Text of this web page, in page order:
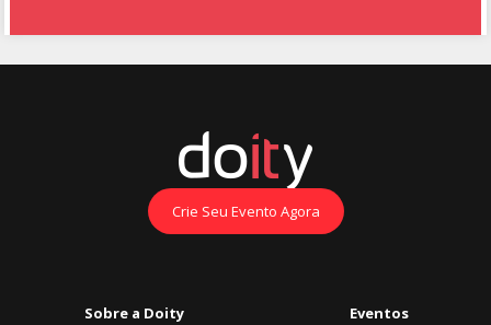
Crie Seu Evento Agora
Sobre a Doity Eventos